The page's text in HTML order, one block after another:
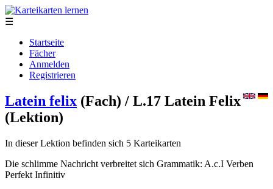
☰
Startseite
Fächer
Anmelden
Registrieren
Latein felix (Fach) / L.17 Latein Felix
(Lektion)
In dieser Lektion befinden sich 5 Karteikarten
Die schlimme Nachricht verbreitet sich Grammatik: A.c.I Verben
Perfekt Infinitiv